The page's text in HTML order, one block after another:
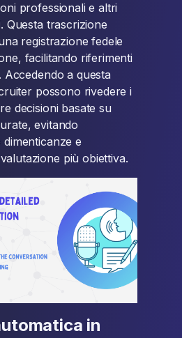
professionali e altri
Questa trascrizione
registrazione fedele
facilitando riferimenti
Accedendo a questa
possono rivedere i
decisioni basate su
evitando
e
più obiettiva.
in